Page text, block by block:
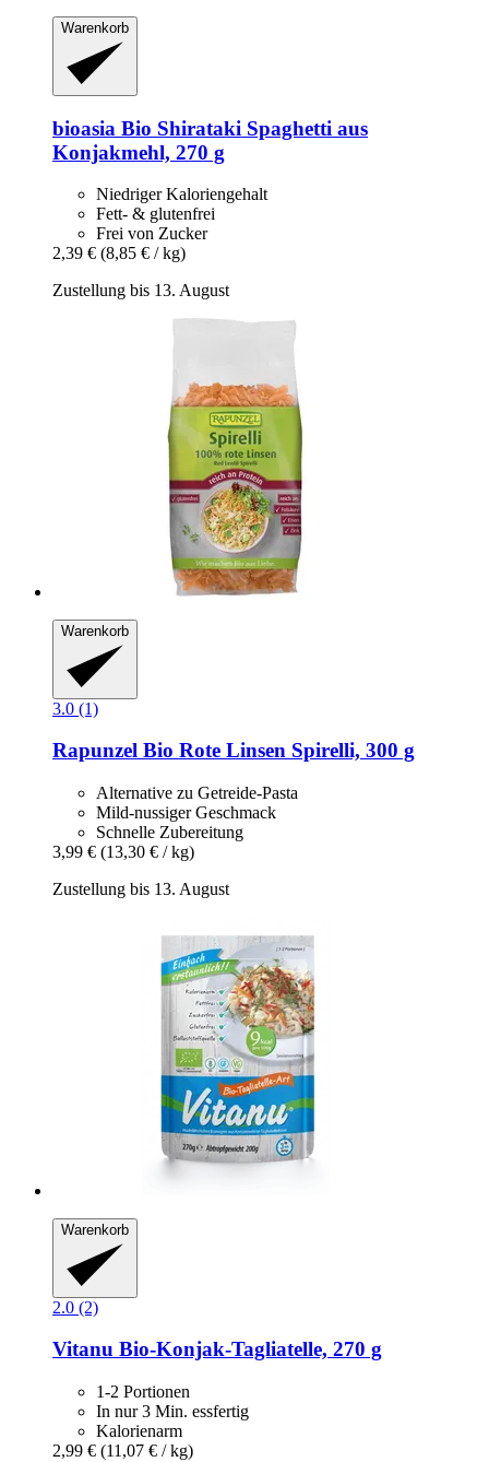
Warenkorb
bioasia Bio Shirataki Spaghetti aus
Konjakmehl, 270 g
Niedriger Kaloriengehalt
Fett- & glutenfrei
Frei von Zucker
2,39 € (8,85 € / kg)
Zustellung bis 13. August
Warenkorb
3.0 (1)
Rapunzel Bio Rote Linsen Spirelli, 300 g
Alternative zu Getreide-Pasta
Mild-nussiger Geschmack
Schnelle Zubereitung
3,99 € (13,30 € / kg)
Zustellung bis 13. August
Warenkorb
2.0 (2)
Vitanu Bio-​Konjak-​Tagliatelle, 270 g
1-2 Portionen
In nur 3 Min. essfertig
Kalorienarm
2,99 € (11,07 € / kg)